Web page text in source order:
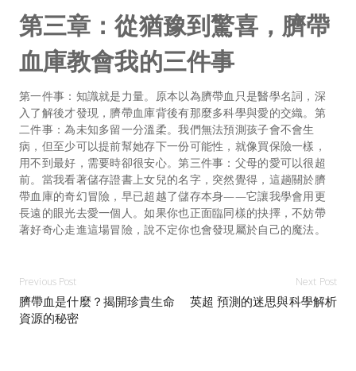
第三章：從猶豫到驚喜，臍帶
血庫教會我的三件事
第一件事：知識就是力量。原本以為臍帶血只是醫學名詞，深
入了解後才發現，臍帶血庫背後有那麼多科學與愛的交織。第
二件事：為未知多留一分溫柔。我們無法預測孩子會不會生
病，但至少可以提前幫她存下一份可能性，就像買保險一樣，
用不到最好，需要時卻很安心。第三件事：父母的愛可以很超
前。當我看著儲存證書上女兒的名字，突然覺得，這趟關於臍
帶血庫的奇幻冒險，早已超越了儲存本身——它讓我學會用更
長遠的眼光去愛一個人。如果你也正面臨同樣的抉擇，不妨帶
著好奇心走進這場冒險，說不定你也會發現屬於自己的魔法。
Previous Post
臍帶血是什麼？揭開珍貴生命
資源的秘密
Next Post
英超 預測的迷思與科學解析